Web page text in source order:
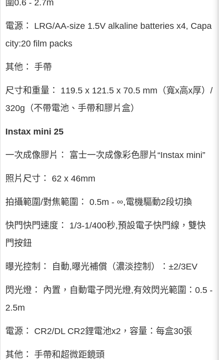
圍0.6 - 2.7m
電源： LRG/AA-size 1.5V alkaline batteries x4, Capa
city:20 film packs
其他： 手帶
尺寸和重量： 119.5 x 121.5 x 70.5 mm（寬x高x厚）/
320g（不帶電池、手帶和膠片盒）
Instax mini 25
一次成像膠片： 富士一次成像彩色膠片“Instax mini”
照片尺寸： 62 x 46mm
拍攝範圍/對焦範圍： 0.5m - ∞,電機驅動2段切換
快門快門速度： 1/3-1/400秒,預設電子快門線，雙快
門按鈕
曝光控制： 自動,曝光補償（濃淡控制）：±2/3EV
閃光燈： 內置，自動電子閃光燈,有效閃光範圍：0.5 -
2.5m
電源： CR2/DL CR2鋰電池x2，容量：每盒30張
其他： 手帶和超微距鏡頭